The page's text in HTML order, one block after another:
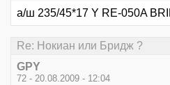
а/ш 235/45*17 Y RE-050A
Re: Нокиан или Бридж ?
GPY
72 - 20.08.2009 - 12:04